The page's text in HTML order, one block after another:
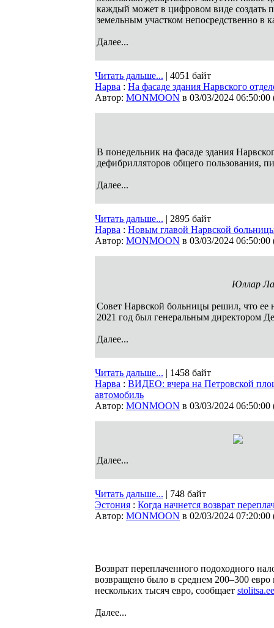
каждый может в цифровом виде создать
земельным участком непосредственно в
Далее...
Читать дальше... | 4051 байт
Нарва : На фасаде здания Нарвского
Автор: MONMOON в 03/03/2024 06:50:00
В понедельник на фасаде здания
дефибрилляторов общего пользования,
Далее...
Читать дальше... | 2895 байт
Нарва : Новым главой Нарвской
Автор: MONMOON в 03/03/2024 06:50:00
Юллар
Совет Нарвской больницы решил, что
2021 год был генеральным директором
Далее...
Читать дальше... | 1458 байт
Нарва : ВИДЕО: вчера на Петровской
автомобиль
Автор: MONMOON в 03/03/2024 06:50:00
Далее...
Читать дальше... | 748 байт
Эстония : Когда начнется возврат
Автор: MONMOON в 02/03/2024 07:20:00
Возврат переплаченного подоходного
возвращено было в среднем 200–300
нескольких тысяч евро, сообщает stolitsa.ee
Далее...